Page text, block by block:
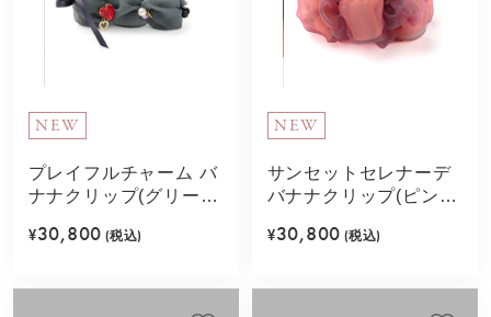
NEW
プレイフルチャーム バ
ナナクリップ(グリー
¥30,800 (税込)
NEW
サンセットセレナーデ
バナナクリップ(ピン
¥30,800 (税込)